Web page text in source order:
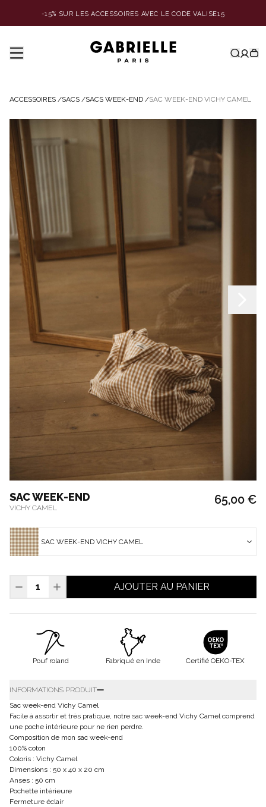
-15% SUR LES ACCESSOIRES AVEC LE CODE VALISE15
ACCESSOIRES /SACS /SACS WEEK-END /SAC WEEK-END VICHY CAMEL
SAC WEEK-END
VICHY CAMEL
65,00 €
SAC WEEK-END VICHY CAMEL
AJOUTER AU PANIER
Pouf roland Fabriqué en Inde Certifié OEKO-TEX
INFORMATIONS PRODUIT
Sac week-end Vichy Camel
Facile à assortir et très pratique, notre sac week-end Vichy Camel comprend
une poche intérieure pour ne rien perdre.
Composition de mon sac week-end
100% coton
Coloris : Vichy Camel
Dimensions : 50 x 40 x 20 cm
Anses : 50 cm
Pochette intérieure
Fermeture éclair